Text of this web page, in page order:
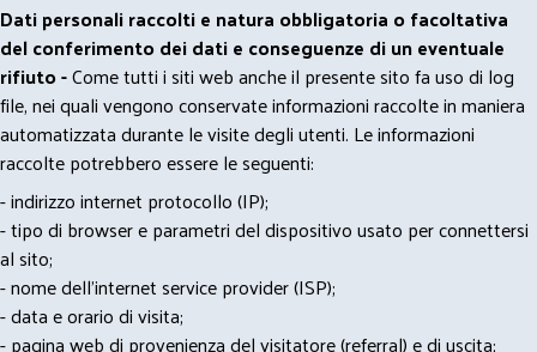
Dati personali raccolti e natura obbligatoria o facoltativa
del conferimento dei dati e conseguenze di un eventuale
rifiuto -Come tutti i siti web anche il presente sito fa uso di log
file, nei quali vengono conservate informazioni raccolte in maniera
automatizzata durante le visite degli utenti. Le informazioni
raccolte potrebbero essere le seguenti:
- indirizzo internet protocollo (IP);
- tipo di browser e parametri del dispositivo usato per connettersi
al sito;
- nome dell'internet service provider (ISP);
- data e orario di visita;
- pagina web di provenienza del visitatore (referral) e di uscita;